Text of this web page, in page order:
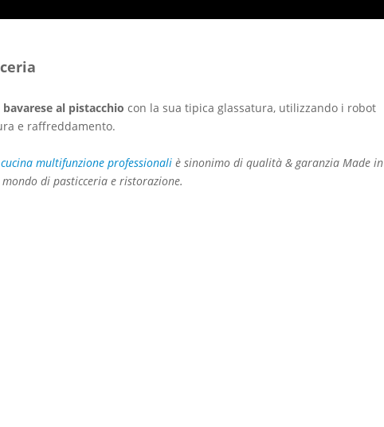
bavarese al pistacchio con la sua tipica glassatura, utilizzando i robot
e raffreddamento.
multifunzione professionali è sinonimo di qualità & garanzia Made in
di pasticceria e ristorazione.